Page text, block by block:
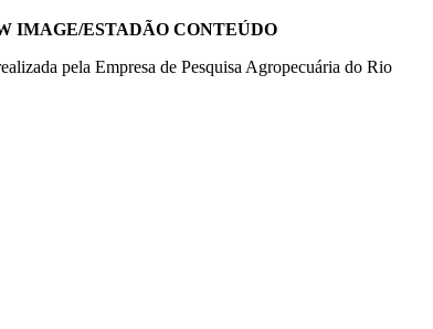
IMAGE/ESTADÃO CONTEÚDO
pela Empresa de Pesquisa Agropecuária do Rio